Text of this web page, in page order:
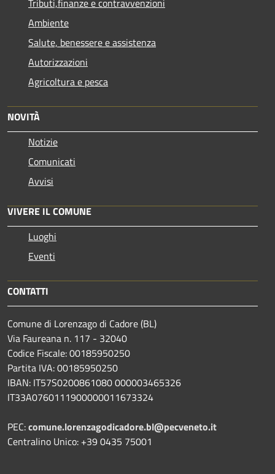
Tributi,finanze e contravvenzioni
Ambiente
Salute, benessere e assistenza
Autorizzazioni
Agricoltura e pesca
NOVITÀ
Notizie
Comunicati
Avvisi
VIVERE IL COMUNE
Luoghi
Eventi
CONTATTI
Comune di Lorenzago di Cadore (BL)
Via Faureana n. 117 - 32040
Codice Fiscale: 00185950250
Partita IVA: 00185950250
IBAN: IT57S0200861080 000003465326
IT33A0760111900000011673324
PEC:comune.lorenzagodicadore.bl@pecveneto.it
Centralino Unico: +39 0435 75001